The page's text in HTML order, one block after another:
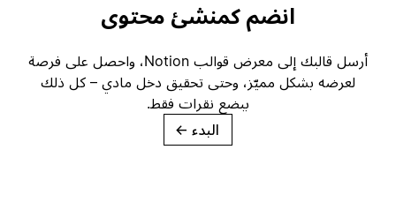
انضم كمنشئ محتوى
أرسل قالبك إلى معرض قوالب Notion، واحصل على فرصة
لعرضه بشكل مميّز، وحتى تحقيق دخل مادي – كل ذلك
ببضع نقرات فقط.
→